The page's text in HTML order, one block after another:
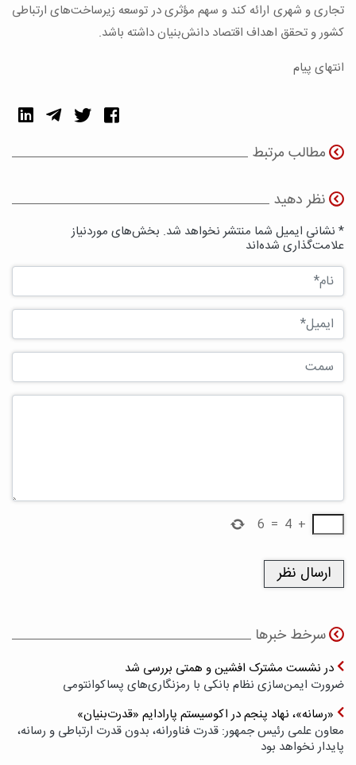
تجاری و شهری ارائه کند و سهم مؤثری در توسعه زیرساخت‌های ارتباطی
کشور و تحقق اهداف اقتصاد دانش‌بنیان داشته باشد.
انتهای پیام
مطالب مرتبط
نظر دهید
* نشانی ایمیل شما منتشر نخواهد شد. بخش‌های موردنیاز
علامت‌گذاری شده‌اند
+
4
=
6
سرخط خبرها
در نشست مشترک افشین و همتی بررسی شد
ضرورت ایمن‌سازی نظام بانکی با رمزنگاری‌های پسا‌کوانتومی
«رسانه»، نهاد پنجم در اکوسیستم پارادایم «قدرت‌بنیان»
معاون علمی رئیس جمهور: قدرت فناورانه، بدون قدرت ارتباطی و رسانه،
پایدار نخواهد بود